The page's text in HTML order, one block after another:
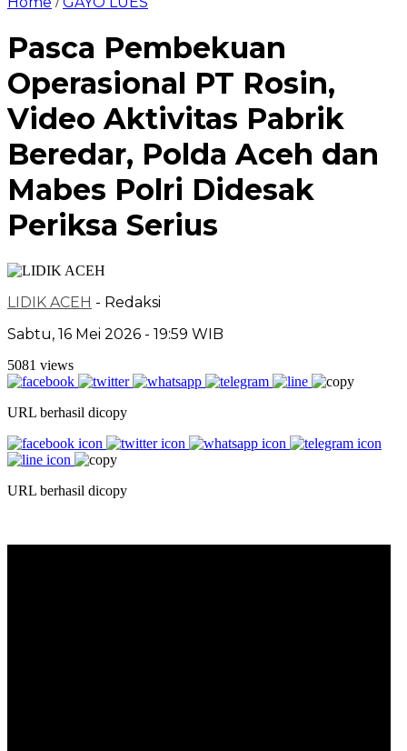
Pasca Pembekuan
Operasional PT Rosin,
Video Aktivitas Pabrik
Beredar, Polda Aceh dan
Mabes Polri Didesak
Periksa Serius
LIDIK ACEH - Redaksi
Sabtu, 16 Mei 2026 - 19:59 WIB
5081 views
URL berhasil dicopy
URL berhasil dicopy